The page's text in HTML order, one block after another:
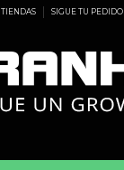
TIENDAS SIGUE TU PEDIDO